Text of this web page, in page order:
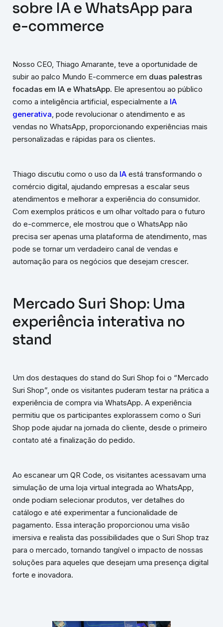
sobre IA e WhatsApp para
e-commerce
Nosso CEO, Thiago Amarante, teve a oportunidade de
subir ao palco Mundo E-commerce em duas palestras
focadas em IA e WhatsApp. Ele apresentou ao público
como a inteligência artificial, especialmente a IA
generativa, pode revolucionar o atendimento e as
vendas no WhatsApp, proporcionando experiências mais
personalizadas e rápidas para os clientes.
Thiago discutiu como o uso da IA está transformando o
comércio digital, ajudando empresas a escalar seus
atendimentos e melhorar a experiência do consumidor.
Com exemplos práticos e um olhar voltado para o futuro
do e-commerce, ele mostrou que o WhatsApp não
precisa ser apenas uma plataforma de atendimento, mas
pode se tornar um verdadeiro canal de vendas e
automação para os negócios que desejam crescer.
Mercado Suri Shop: Uma
experiência interativa no
stand
Um dos destaques do stand do Suri Shop foi o “Mercado
Suri Shop”, onde os visitantes puderam testar na prática a
experiência de compra via WhatsApp. A experiência
permitiu que os participantes explorassem como o Suri
Shop pode ajudar na jornada do cliente, desde o primeiro
contato até a finalização do pedido.
Ao escanear um QR Code, os visitantes acessavam uma
simulação de uma loja virtual integrada ao WhatsApp,
onde podiam selecionar produtos, ver detalhes do
catálogo e até experimentar a funcionalidade de
pagamento. Essa interação proporcionou uma visão
imersiva e realista das possibilidades que o Suri Shop traz
para o mercado, tornando tangível o impacto de nossas
soluções para aqueles que desejam uma presença digital
forte e inovadora.